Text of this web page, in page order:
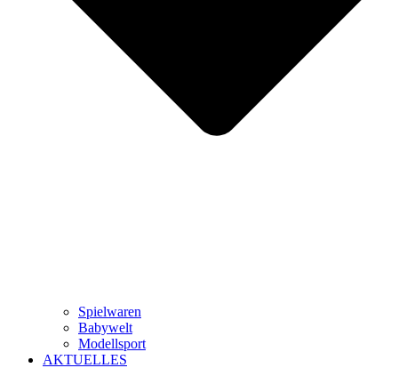
Spielwaren
Babywelt
Modellsport
AKTUELLES